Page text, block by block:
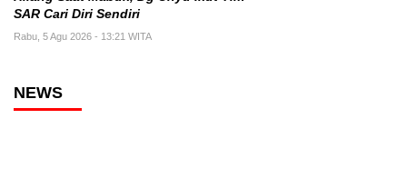
SAR Cari Diri Sendiri
Rabu, 5 Agu 2026 - 13:21 WITA
NEWS